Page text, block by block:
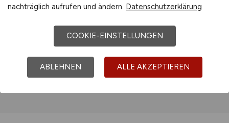
Mehr
nachträglich aufrufen und ändern. Datenschutzerklärung
COOKIE-EINSTELLUNGEN
ABLEHNEN ALLE AKZEPTIEREN